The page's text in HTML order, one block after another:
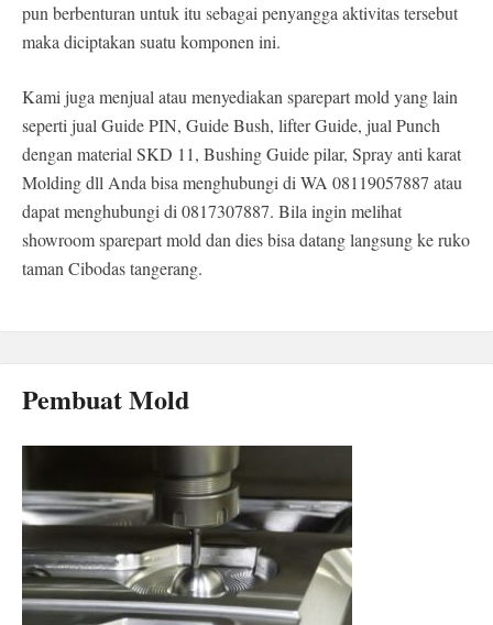
pun berbenturan untuk itu sebagai penyangga aktivitas tersebut
maka diciptakan suatu komponen ini.
Kami juga menjual atau menyediakan sparepart mold yang lain
seperti jual Guide PIN, Guide Bush, lifter Guide, jual Punch
dengan material SKD 11, Bushing Guide pilar, Spray anti karat
Molding dll Anda bisa menghubungi di WA 08119057887 atau
dapat menghubungi di 0817307887. Bila ingin melihat
showroom sparepart mold dan dies bisa datang langsung ke ruko
taman Cibodas tangerang.
Pembuat Mold